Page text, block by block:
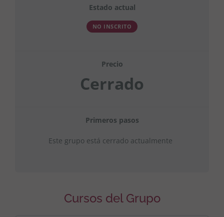
Estado actual
NO INSCRITO
Precio
Cerrado
Primeros pasos
Este grupo está cerrado actualmente
Cursos del Grupo